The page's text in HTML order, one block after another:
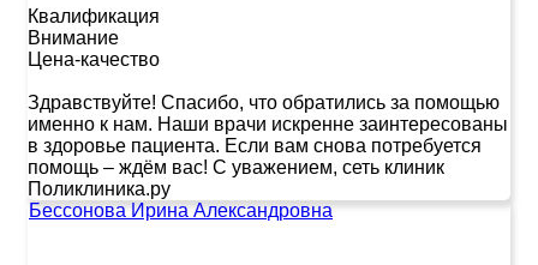
Квалификация
Внимание
Цена-качество
Здравствуйте! Спасибо, что обратились за помощью
именно к нам. Наши врачи искренне заинтересованы
в здоровье пациента. Если вам снова потребуется
помощь – ждём вас! С уважением, сеть клиник
Поликлиника.ру
Бессонова Ирина Александровна